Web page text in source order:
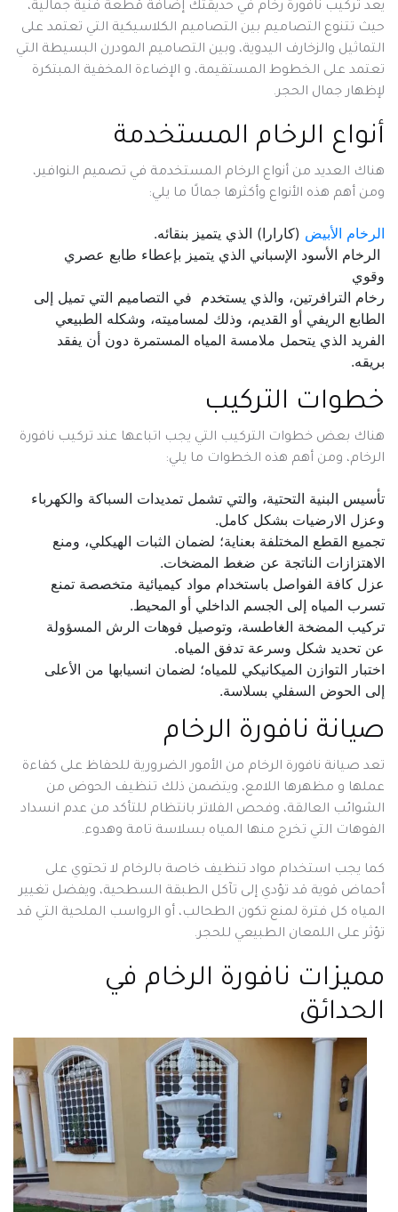
يعد تركيب نافورة رخام في حديقتك إضافة قطعة فنية جمالية،
حيث تتنوع التصاميم بين التصاميم الكلاسيكية التي تعتمد على
التماثيل والزخارف اليدوية، وبين التصاميم المودرن البسيطة التي
تعتمد على الخطوط المستقيمة، و الإضاءة المخفية المبتكرة
لإظهار جمال الحجر.
أنواع الرخام المستخدمة
هناك العديد من أنواع الرخام المستخدمة في تصميم النوافير،
ومن أهم هذه الأنواع وأكثرها جمالًا ما يلي:
الرخام الأبيض (كارارا) الذي يتميز بنقائه.
الرخام الأسود الإسباني الذي يتميز بإعطاء طابع عصري
وقوي
رخام الترافرتين، والذي يستخدم في التصاميم التي تميل إلى
الطابع الريفي أو القديم، وذلك لمساميته، وشكله الطبيعي
الفريد الذي يتحمل ملامسة المياه المستمرة دون أن يفقد
بريقه.
خطوات التركيب
هناك بعض خطوات التركيب التي يجب اتباعها عند تركيب نافورة
الرخام، ومن أهم هذه الخطوات ما يلي:
تأسيس البنية التحتية، والتي تشمل تمديدات السباكة والكهرباء
وعزل الارضيات بشكل كامل.
تجميع القطع المختلفة بعناية؛ لضمان الثبات الهيكلي، ومنع
الاهتزازات الناتجة عن ضغط المضخات.
عزل كافة الفواصل باستخدام مواد كيميائية متخصصة تمنع
تسرب المياه إلى الجسم الداخلي أو المحيط.
تركيب المضخة الغاطسة، وتوصيل فوهات الرش المسؤولة
عن تحديد شكل وسرعة تدفق المياه.
اختبار التوازن الميكانيكي للمياه؛ لضمان انسيابها من الأعلى
إلى الحوض السفلي بسلاسة.
صيانة نافورة الرخام
تعد صيانة نافورة الرخام من الأمور الضرورية للحفاظ على كفاءة
عملها و مظهرها اللامع، ويتضمن ذلك تنظيف الحوض من
الشوائب العالقة، وفحص الفلاتر بانتظام للتأكد من عدم انسداد
الفوهات التي تخرج منها المياه بسلاسة تامة وهدوء.
كما يجب استخدام مواد تنظيف خاصة بالرخام لا تحتوي على
أحماض قوية قد تؤدي إلى تآكل الطبقة السطحية، ويفضل تغيير
المياه كل فترة لمنع تكون الطحالب، أو الرواسب الملحية التي قد
تؤثر على اللمعان الطبيعي للحجر.
مميزات نافورة الرخام في
الحدائق